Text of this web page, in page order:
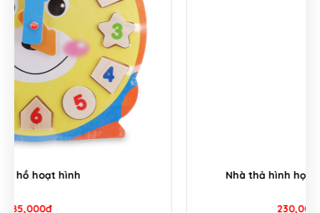
Nhà thả hình học số màu hồng - G045B